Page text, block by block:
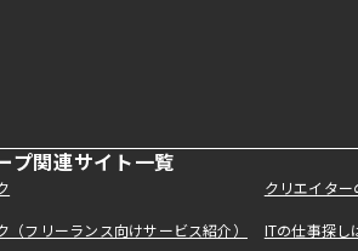
プ関連サイト一覧
クリエイタ
（フリーランス向けサービス紹介） ITの仕事探